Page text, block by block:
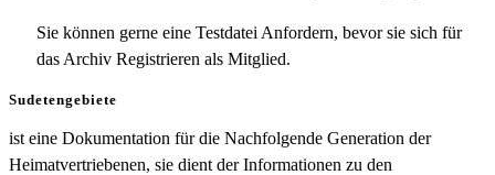
Sie können gerne eine Testdatei Anfordern, bevor sie sich für
das Archiv Registrieren als Mitglied.
Sudetengebiete
ist eine Dokumentation für die Nachfolgende Generation der
Heimatvertriebenen, sie dient der Informationen zu den